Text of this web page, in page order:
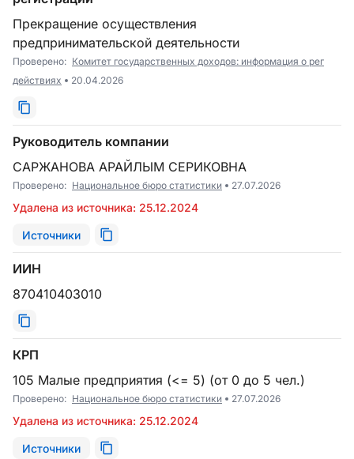
Прекращение осуществления
предпринимательской деятельности
Проверено: Комитет государственных доходов: информация о рег
действиях
20.04.2026
Руководитель компании
САРЖАНОВА АРАЙЛЫМ СЕРИКОВНА
Проверено: Национальное бюро статистики 27.07.2026
Удалена из источника: 25.12.2024
Источники
ИИН
870410403010
КРП
105 Малые предприятия (<= 5) (от 0 до 5 чел.)
Проверено: Национальное бюро статистики 27.07.2026
Удалена из источника: 25.12.2024
Источники